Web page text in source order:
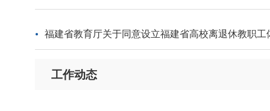
福建省教育厅关于同意设立福建省高校离退休教职工
工作动态